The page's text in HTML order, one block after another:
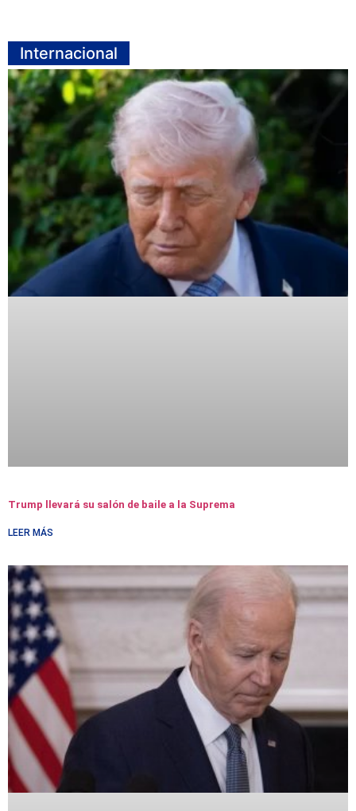
Internacional
Trump llevará su salón de baile a la Suprema
LEER MÁS